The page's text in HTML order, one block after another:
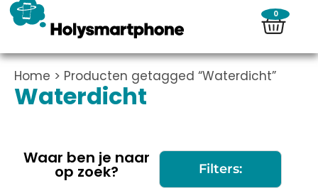
0
Home > Producten getagged “Waterdicht”
Waterdicht
Waar ben je naar
op zoek? Filters: